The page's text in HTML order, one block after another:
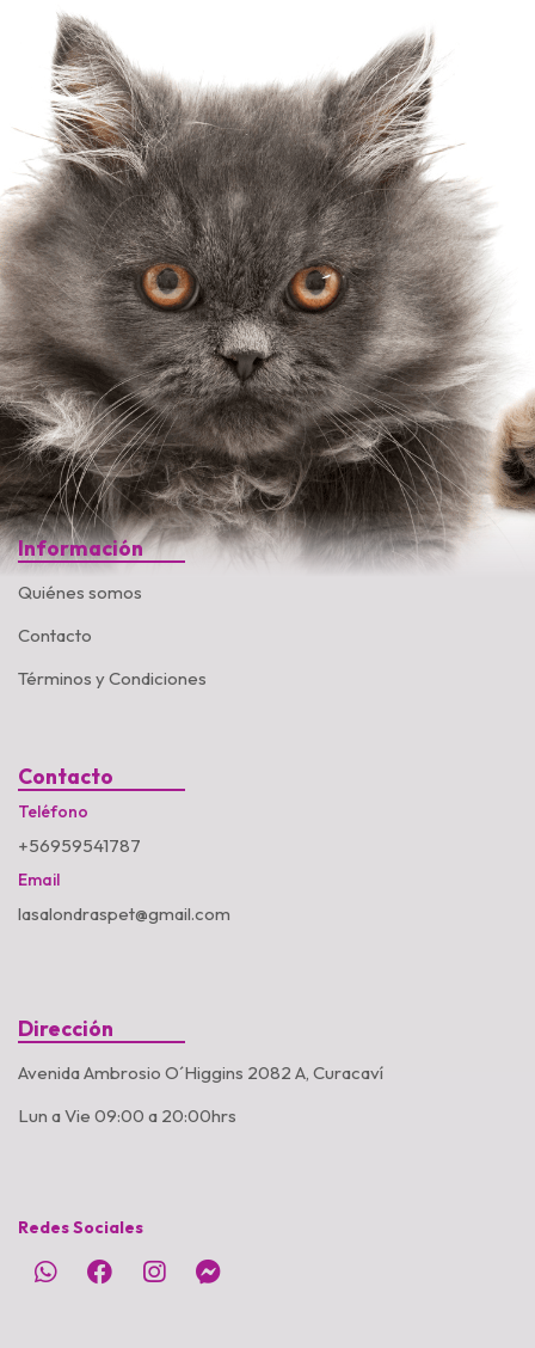
Información
Quiénes somos
Contacto
Términos y Condiciones
Contacto
Teléfono
+56959541787
Email
lasalondraspet@gmail.com
Dirección
Avenida Ambrosio O´Higgins 2082 A, Curacaví
Lun a Vie 09:00 a 20:00hrs
Redes Sociales